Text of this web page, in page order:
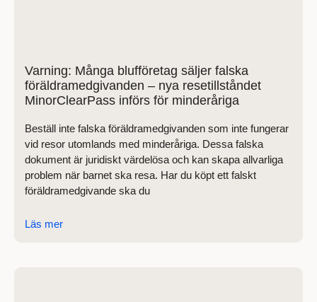
Varning: Många blufföretag säljer falska
föräldramedgivanden – nya resetillståndet
MinorClearPass införs för minderåriga
Beställ inte falska föräldramedgivanden som inte fungerar
vid resor utomlands med minderåriga. Dessa falska
dokument är juridiskt värdelösa och kan skapa allvarliga
problem när barnet ska resa. Har du köpt ett falskt
föräldramedgivande ska du
Läs mer